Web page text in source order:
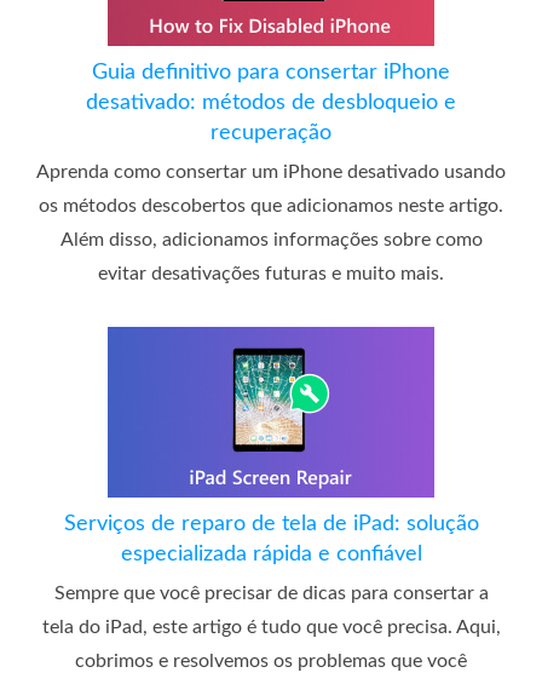
Guia definitivo para consertar iPhone
desativado: métodos de desbloqueio e
recuperação
Aprenda como consertar um iPhone desativado usando
os métodos descobertos que adicionamos neste artigo.
Além disso, adicionamos informações sobre como
evitar desativações futuras e muito mais.
Serviços de reparo de tela de iPad: solução
especializada rápida e confiável
Sempre que você precisar de dicas para consertar a
tela do iPad, este artigo é tudo que você precisa. Aqui,
cobrimos e resolvemos os problemas que você